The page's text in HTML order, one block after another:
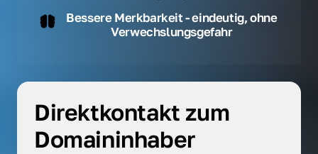
Bessere Merkbarkeit - eindeutig, ohne
Verwechslungsgefahr
Direktkontakt zum
Domaininhaber